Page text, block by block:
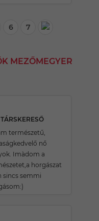
6 7
MEZŐMEGYER
természetű,
nő
Imàdom a
horgászat
sincs semmi